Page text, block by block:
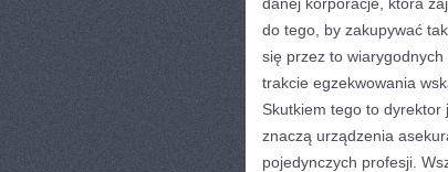
do tego, by zakupywać
się przez to
trakcie egzekwowania
Skutkiem tego to
znaczą urządzenia
pojedynczych profesji.